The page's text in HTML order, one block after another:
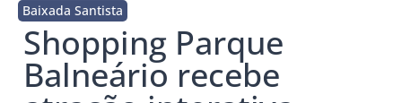
Baixada Santista
Shopping Parque
Balneário recebe